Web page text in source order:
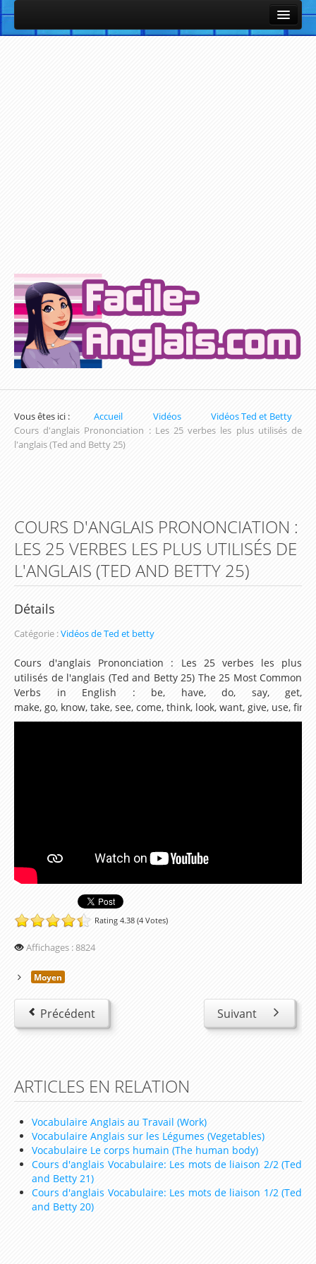
Exercices avec support Audio
Plus d'Exercices
Exercices sur la Date en Anglais
Exercices sur les Nombres en Anglais
Exercices pour apprendre l'heure en Anglais
Exercices de Conjugaison en Anglais
Exercices de Grammaire Anglaise
obligatoire)
Parcours du Présent Simple
Parcours sur les Couleurs en Anglais
Parcours du prétérit simple / Simple Past
Parcours d'apprentissage sur les Nombres
Se présenter en anglais
Les Modaux en Anglais
Apprendre les noms des Animaux en Anglais
Leçon 2 Meeting a new friend
Lesson 4 – How old are you ?
Lesson 5 – My family
Lesson 6 – Pets
Lesson 7 – Colours
Lesson 8 – Prepositions
Lesson 9 – What does she look like?
Lesson 12 – What’s the weather like ?
Lesson 13 – At home
Lesson 14 – At school
Lesson 15 – What time is it ?
Lesson 16 – In my bedroom
Vous êtes ici : Accueil Vidéos
Vidéos Ted et Betty
Cours d'anglais Prononciation : Les 25 verbes les plus utilisés de
l'anglais (Ted and Betty 25)
COURS D'ANGLAIS PRONONCIATION :
LES 25 VERBES LES PLUS UTILISÉS DE
L'ANGLAIS (TED AND BETTY 25)
Détails
Catégorie :Vidéos de Ted et betty
Cours d'anglais Prononciation : Les 25 verbes les plus
utilisés de l'anglais (Ted and Betty 25) The 25 Most Common
Verbs in English : be, have, do, say, get,
make, go, know, take, see, come, think, look, want, give, use,
Rating 4.38 (4 Votes)
Affichages : 8824
Moyen
Précédent Suivant
ARTICLES EN RELATION
Vocabulaire Anglais au Travail (Work)
Vocabulaire Anglais sur les Légumes (Vegetables)
Vocabulaire Le corps humain (The human body)
Cours d'anglais Vocabulaire: Les mots de liaison 2/2 (Ted
and Betty 21)
Cours d'anglais Vocabulaire: Les mots de liaison 1/2 (Ted
and Betty 20)